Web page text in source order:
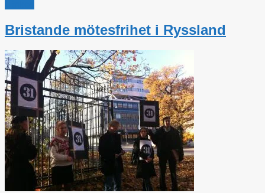
Bristande mötesfrihet i Ryssland